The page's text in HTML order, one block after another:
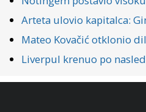
Arteta ulovio kapitalca:
Mateo Kovačić otklonio
Liverpul krenuo po